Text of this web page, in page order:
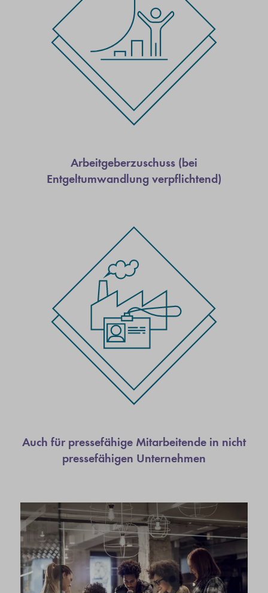
Arbeitgeberzuschuss (bei
Entgeltumwandlung verpflichtend)
Auch für pressefähige Mitarbeitende in nicht
pressefähigen Unternehmen